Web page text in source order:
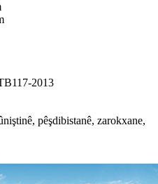
2013
pêşdibistanê, zarokxane,